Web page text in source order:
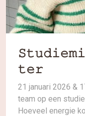
𝚝𝚎𝚛
21 januari 2026 &
team op een
Hoeveel energie